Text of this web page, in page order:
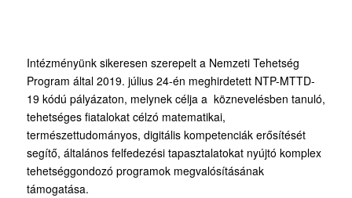
Intézményünk sikeresen szerepelt a Nemzeti Tehetség
Program által 2019. július 24-én meghirdetett NTP-MTTD-
19 kódú pályázaton, melynek célja a köznevelésben tanuló,
tehetséges fiatalokat célzó matematikai,
természettudományos, digitális kompetenciák erősítését
segítő, általános felfedezési tapasztalatokat nyújtó komplex
tehetséggondozó programok megvalósításának
támogatása.